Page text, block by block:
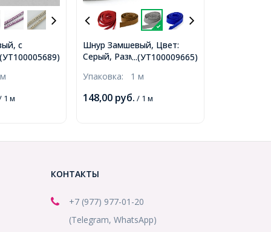
с
1 м
...(УТ100009665)
Шнур Замшевый, Цвет:
Серый, Размер: 20х1.4мм,
Упаковка: 1 м
148,00 руб. / 1 м
КОНТАКТЫ
+7 (977) 977-01-20
(Telegram, WhatsApp)